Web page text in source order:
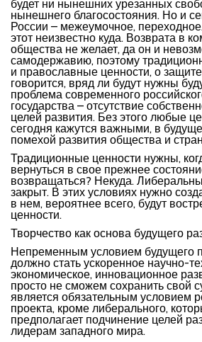
будет ни нынешних урезанных
нынешнего благосостояния. Но и
России – межеумочное,
этот неизвестно куда. Возврата в
общества не желает, да он и
самодержавию, поэтому
и православные ценности, о
говорится, вряд ли будут нужны
проблема современного
государства – отсутствие
целей развития. Без этого любые
сегодня кажутся важными, в
помехой развития общества и
Традиционные ценности нужны,
вернуться в свое прежнее
возвращаться? Некуда.
закрыт. В этих условиях нужно
в нем, вероятнее всего, будут
ценности.
Творчество как основа будущего
Непременным условием будущего
должно стать ускоренное научно-
экономическое, инновационное
просто не сможем сохранить свой
является обязательным условием
проекта, кроме либерального,
предполагает подчинение целей
лидерам западного мира.